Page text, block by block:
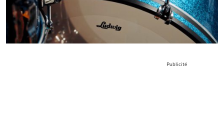
Publicité